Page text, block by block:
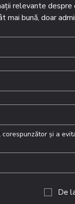
relevante
mai bună, doar
și a
De